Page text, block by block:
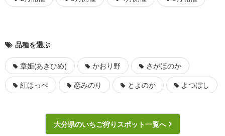
品種を選ぶ
章姫(あきひめ) かおり野
さがほのか
紅ほっぺ
恋みのり とよのか よつぼし
大分県のいちご狩りスポット一覧へ